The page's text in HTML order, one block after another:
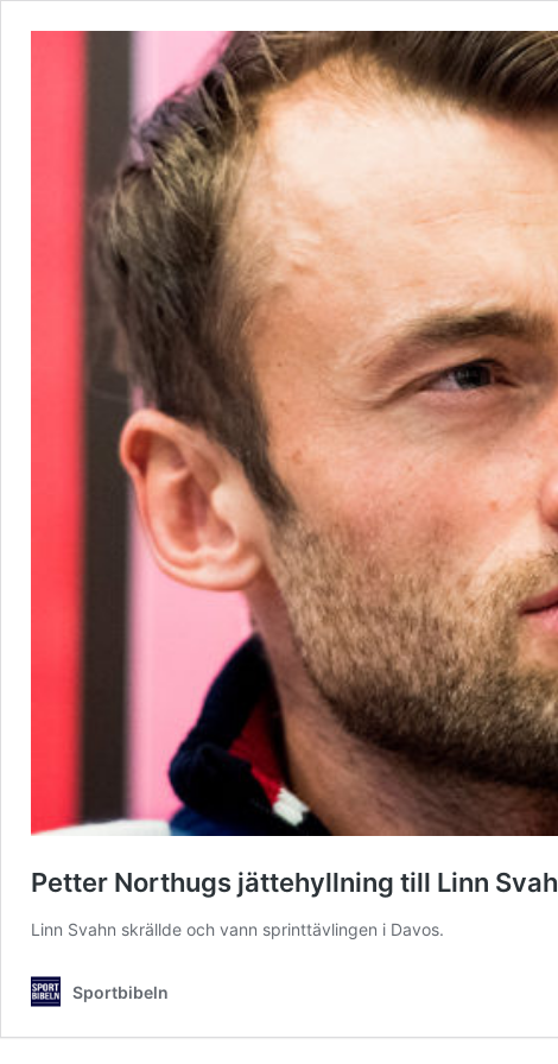
Petter Northugs jättehyllning till Linn
Linn Svahn skrällde och vann sprinttävlingen i Davos.
Sportbibeln